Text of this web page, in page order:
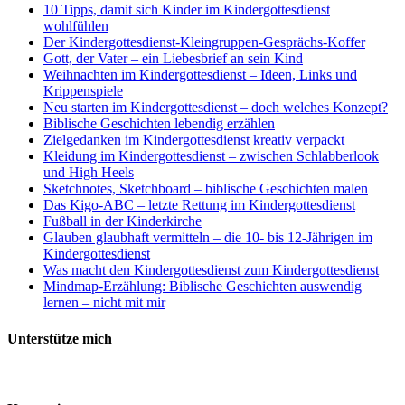
10 Tipps, damit sich Kinder im Kindergottesdienst
wohlfühlen
Der Kindergottesdienst-Kleingruppen-Gesprächs-Koffer
Gott, der Vater – ein Liebesbrief an sein Kind
Weihnachten im Kindergottesdienst – Ideen, Links und
Krippenspiele
Neu starten im Kindergottesdienst – doch welches Konzept?
Biblische Geschichten lebendig erzählen
Zielgedanken im Kindergottesdienst kreativ verpackt
Kleidung im Kindergottesdienst – zwischen Schlabberlook
und High Heels
Sketchnotes, Sketchboard – biblische Geschichten malen
Das Kigo-ABC – letzte Rettung im Kindergottesdienst
Fußball in der Kinderkirche
Glauben glaubhaft vermitteln – die 10- bis 12-Jährigen im
Kindergottesdienst
Was macht den Kindergottesdienst zum Kindergottesdienst
Mindmap-Erzählung: Biblische Geschichten auswendig
lernen – nicht mit mir
Unterstütze mich